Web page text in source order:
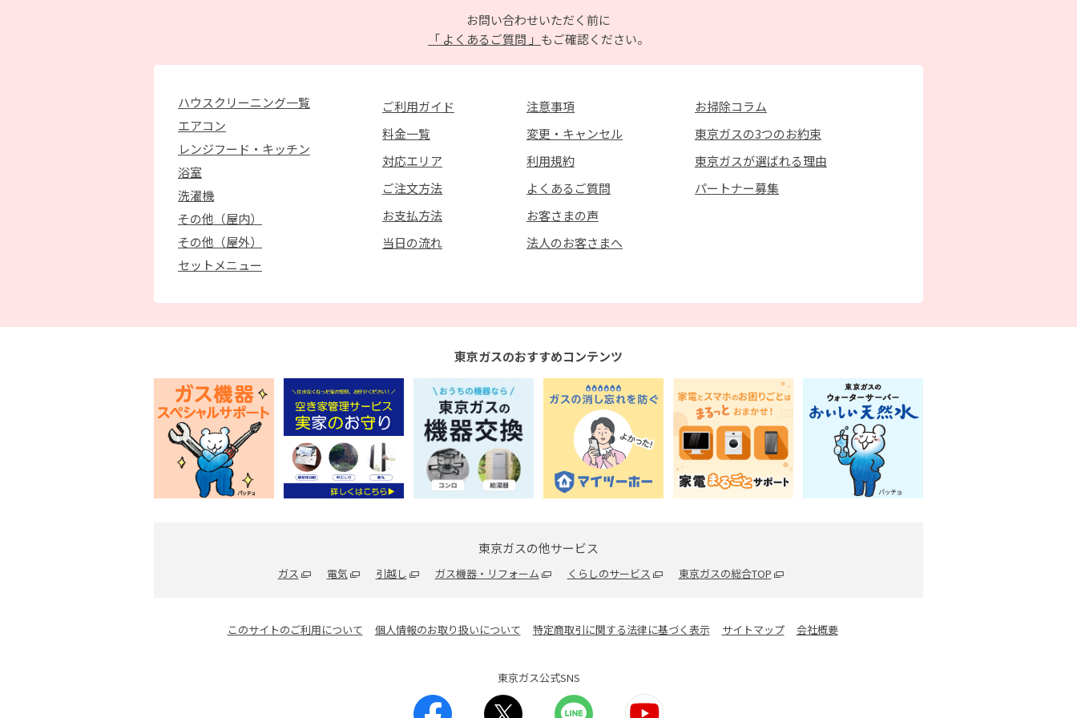
お問い合わせいただく前に
「 よくあるご質問 」 もご確認ください。
ハウスクリーニング一覧
エアコン
レンジフード・キッチン
浴室
洗濯機
その他（屋内）
その他（屋外）
セットメニュー
ご利用ガイド
料金一覧
対応エリア
ご注文方法
お支払方法
当日の流れ
注意事項
変更・キャンセル
利用規約
よくあるご質問
お客さまの声
法人のお客さまへ
お掃除コラム
東京ガスの3つのお約束
東京ガスが選ばれる理由
パートナー募集
東京ガスのおすすめコンテンツ
東京ガスの他サービス
ガス 電気 引越し ガス機器・リフォーム くらしのサービス 東京ガスの総合TOP
このサイトのご利用について 個人情報のお取り扱いについて 特定商取引に関する法律に基づく表示 サイトマップ 会社概要
東京ガス公式SNS